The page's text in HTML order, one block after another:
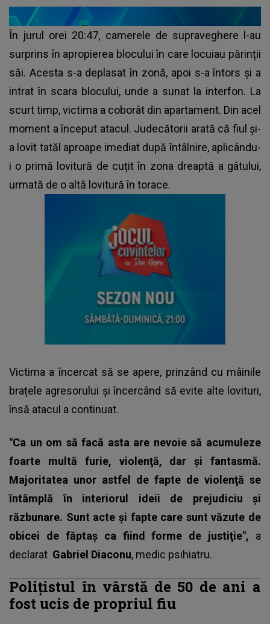
În jurul orei 20:47, camerele de supraveghere l-au
surprins în apropierea blocului în care locuiau părinții
săi. Acesta s-a deplasat în zonă, apoi s-a întors și a
intrat în scara blocului, unde a sunat la interfon. La
scurt timp, victima a coborât din apartament. Din acel
moment a început atacul. Judecătorii arată că fiul și-
a lovit tatăl aproape imediat după întâlnire, aplicându-
i o primă lovitură de cuțit în zona dreaptă a gâtului,
urmată de o altă lovitură în torace.
Victima a încercat să se apere, prinzând cu mâinile
brațele agresorului și încercând să evite alte lovituri,
însă atacul a continuat.
"Ca un om să facă asta are nevoie să acumuleze
foarte multă furie, violenţă, dar şi fantasmă.
Majoritatea unor astfel de fapte de violenţă se
întâmplă în interiorul ideii de prejudiciu şi
răzbunare. Sunt acte şi fapte care sunt văzute de
obicei de făptaş ca fiind forme de justiţie", a
declarat Gabriel Diaconu, medic psihiatru.
Polițistul în vârstă de 50 de ani a
fost ucis de propriul fiu